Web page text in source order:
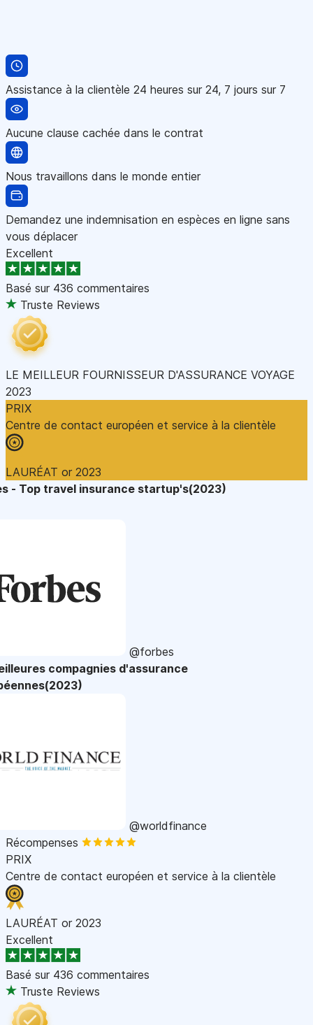
Assistance à la clientèle 24 heures sur 24, 7 jours sur 7
Aucune clause cachée dans le contrat
Nous travaillons dans le monde entier
Demandez une indemnisation en espèces en ligne sans
vous déplacer
Excellent
Basé sur 436 commentaires
Truste Reviews
LE MEILLEUR FOURNISSEUR D'ASSURANCE VOYAGE
2023
PRIX
Centre de contact européen et service à la clientèle
LAURÉAT or 2023
- Top travel insurance startup's(2023)
@forbes
compagnies d'assurance
@worldfinance
Récompenses
PRIX
Centre de contact européen et service à la clientèle
LAURÉAT or 2023
Excellent
Basé sur 436 commentaires
Truste Reviews